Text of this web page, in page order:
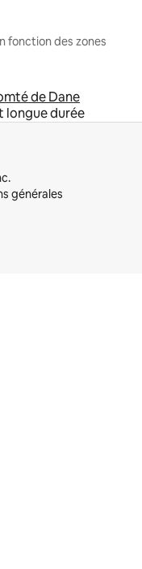
fonction des zones
de Dane
longue durée
générales